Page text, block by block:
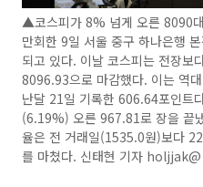
▲코스피가 8% 넘게 오른 8090
만회한 9일 서울 중구 하나은행
되고 있다. 이날 코스피는 전장
8096.93으로 마감했다. 이는 역
난달 21일 기록한 606.64포인트
(6.19%) 오른 967.81로 장을 끝
율은 전 거래일(1535.0원)보다
를 마쳤다. 신태현 기자 holjjak@